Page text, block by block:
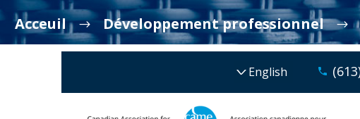
Acceuil Développement professionnel